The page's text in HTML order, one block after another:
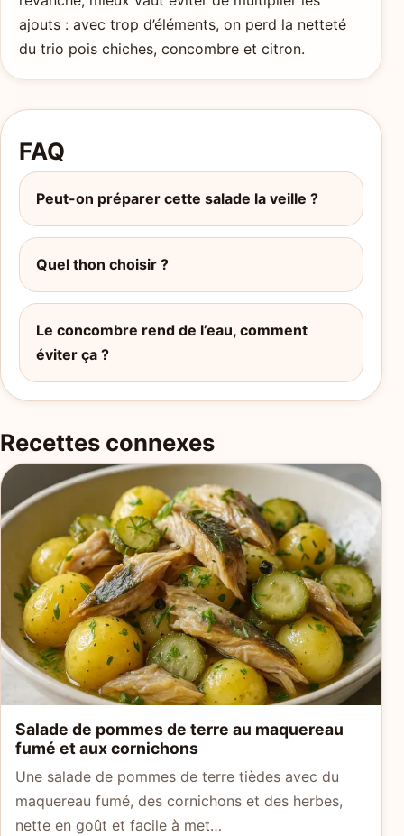
ajouts : avec trop d’éléments, on perd la netteté
du trio pois chiches, concombre et citron.
FAQ
Peut-on préparer cette salade la veille ?
Quel thon choisir ?
Le concombre rend de l’eau, comment
éviter ça ?
Recettes connexes
Salade de pommes de terre au maquereau
fumé et aux cornichons
Une salade de pommes de terre tièdes avec du
maquereau fumé, des cornichons et des herbes,
nette en goût et facile à met…